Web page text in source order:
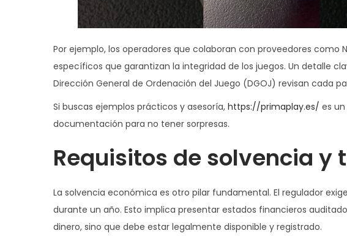
Por ejemplo, los operadores que colaboran con proveedores
específicos que garantizan la integridad de los juegos. Un detalle
Dirección General de Ordenación del Juego (DGOJ) revisan cada
Si buscas ejemplos prácticos y asesoría, https://primaplay.es/ es
documentación para no tener sorpresas.
Requisitos de solvencia y
La solvencia económica es otro pilar fundamental. El regulador
durante un año. Esto implica presentar estados financieros
dinero, sino que debe estar legalmente disponible y registrado.